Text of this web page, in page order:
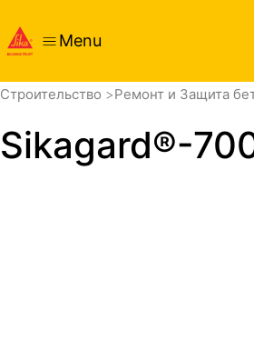
Menu
Cтроительство Ремонт и Защита
Sikagard®-